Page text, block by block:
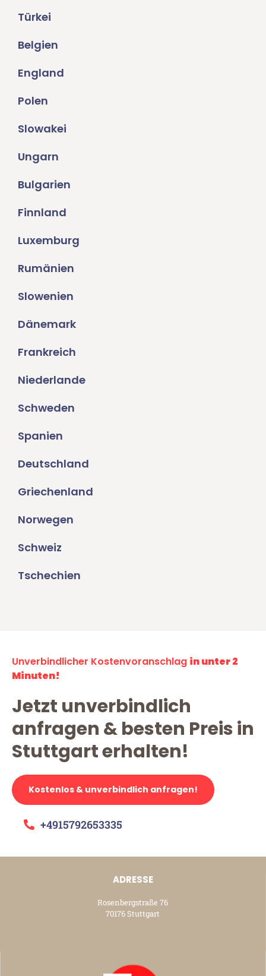
Türkei
Belgien
England
Polen
Slowakei
Ungarn
Bulgarien
Finnland
Luxemburg
Rumänien
Slowenien
Dänemark
Frankreich
Niederlande
Schweden
Spanien
Deutschland
Griechenland
Norwegen
Schweiz
Tschechien
Unverbindlicher Kostenvoranschlag in unter 2
Minuten!
Jetzt unverbindlich
anfragen & besten Preis in
Stuttgart erhalten!
Kostenlos & unverbindlich anfragen!
+4915792653335
ADRESSE
Rosenbergstraße 76
70176 Stuttgart